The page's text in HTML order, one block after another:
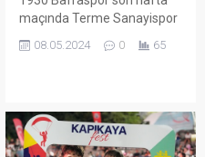
maçında Terme Sanayispor
Ligine yükselme Playy Off
taraftarı önünde Playy Off
maçının son haftası
maçında konuk edeceği
08.05.2024 0 65